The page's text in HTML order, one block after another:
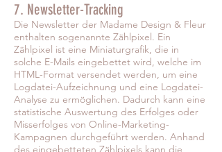
7. Newsletter-Tracking
Die Newsletter der Madame Design & Fleur
enthalten sogenannte Zählpixel. Ein
Zählpixel ist eine Miniaturgrafik, die in
solche E-Mails eingebettet wird, welche im
HTML-Format versendet werden, um eine
Logdatei-Aufzeichnung und eine Logdatei-
Analyse zu ermöglichen. Dadurch kann eine
statistische Auswertung des Erfolges oder
Misserfolges von Online-Marketing-
Kampagnen durchgeführt werden. Anhand
des eingebetteten Zählpixels kann die